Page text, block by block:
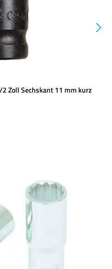
Zoll Sechskant 11 mm kurz